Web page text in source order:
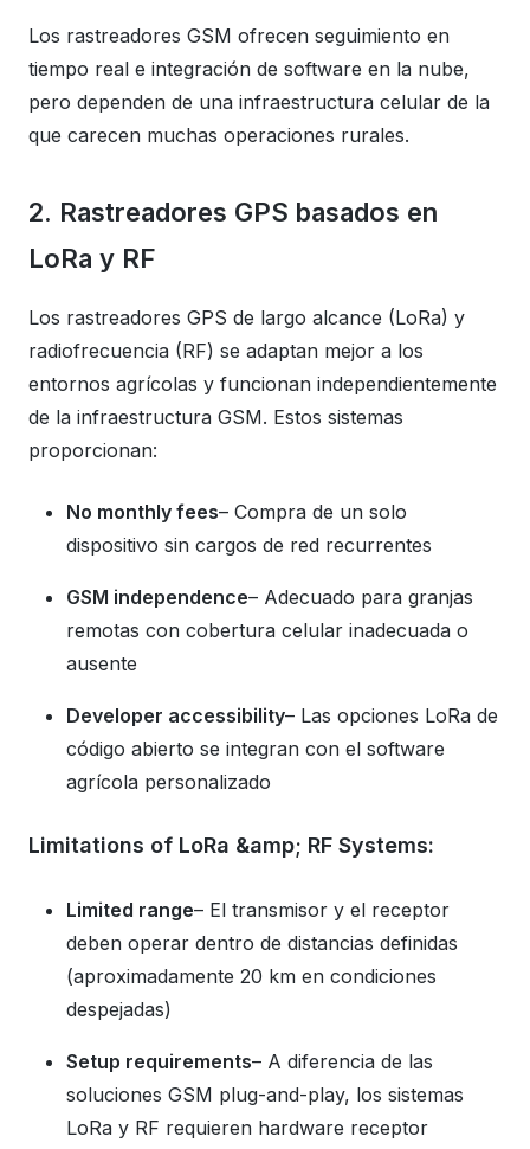
Los rastreadores GSM ofrecen seguimiento en
tiempo real e integración de software en la nube,
pero dependen de una infraestructura celular de la
que carecen muchas operaciones rurales.
2. Rastreadores GPS basados ​​en
LoRa y RF
Los rastreadores GPS de largo alcance (LoRa) y
radiofrecuencia (RF) se adaptan mejor a los
entornos agrícolas y funcionan independientemente
de la infraestructura GSM. Estos sistemas
proporcionan:
No monthly fees– Compra de un solo
dispositivo sin cargos de red recurrentes
GSM independence– Adecuado para granjas
remotas con cobertura celular inadecuada o
ausente
Developer accessibility– Las opciones LoRa de
código abierto se integran con el software
agrícola personalizado
Limitations of LoRa &amp; RF Systems:
Limited range– El transmisor y el receptor
deben operar dentro de distancias definidas
(aproximadamente 20 km en condiciones
despejadas)
Setup requirements– A diferencia de las
soluciones GSM plug-and-play, los sistemas
LoRa y RF requieren hardware receptor